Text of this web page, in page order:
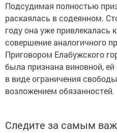
Подсудимая полностью
раскаялась в содеянном.
году она уже привлекалась
совершение аналогичного
Приговором Елабужского
была признана виновной,
в виде ограничения
возложением обязанностей.
Следите за самым